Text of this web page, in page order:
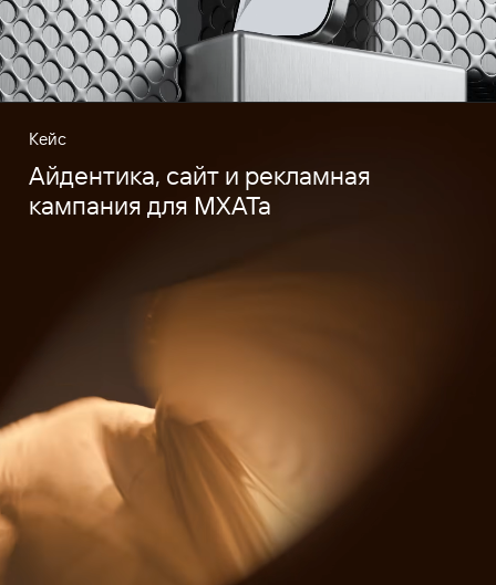
Кейс
Айдентика, сайт и рекламная
кампания для МХАТа